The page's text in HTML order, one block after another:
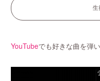
生
YouTubeでも好きな曲を弾